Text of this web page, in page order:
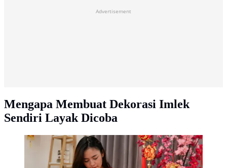
Advertisement
Mengapa Membuat Dekorasi Imlek
Sendiri Layak Dicoba